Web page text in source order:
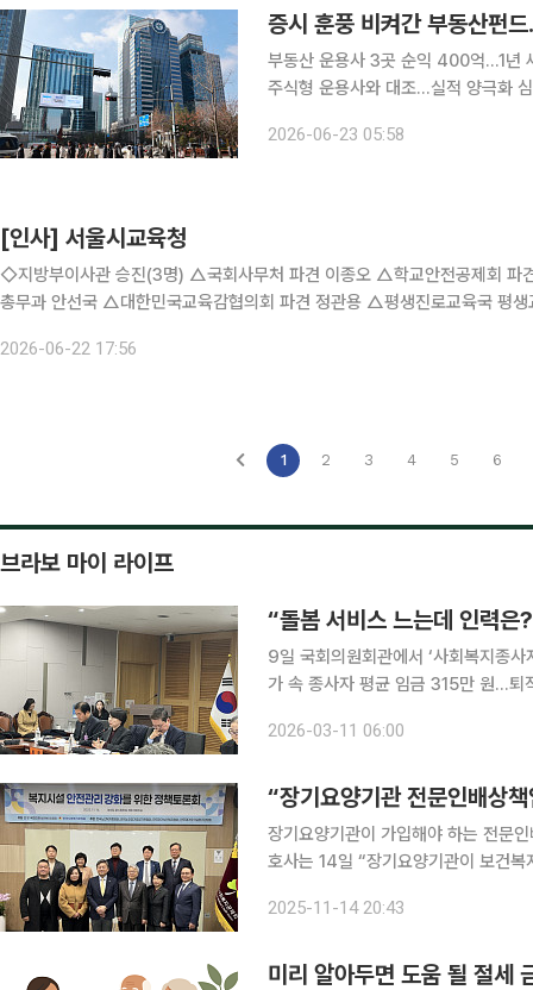
증시 훈풍 비켜간 부동산펀
부동산 운용사 3곳 순익 400억…1년
주식형 운용사와 대조…실적 양극화 심화 증시 활황에 자산운용사 1분기 실적이 역대 최대
2026-06-23 05:58
[인사] 서울시교육청
◇지방부이사관 승진(3명) △국회사무처 파견 이종오 △학교안전공제회 파견 고경춘 △강서도서관장 이종현 ◇지방서기관 승진(8명) △
총무과 안선국 △대한민국교육감협의회 파견 정관용 △평생진로교육국 평
2026-06-22 17:56
1 2 3 4 5 6
브라보 마이 라이프
“돌봄 서비스 느는데 인력은
9일 국회의원회관에서 ‘사회복지종
가 속 종사자 평균 임금 315만 원…퇴직연금 도입 필요성
남아 있다는 지적이 나온다. 고령 인
2026-03-11 06:00
“장기요양기관 전문인배상
장기요양기관이 가입해야 하는 전문인배
호사는 14일 “장기요양기관이 보건
2025-11-14 20:43
미리 알아두면 도움 될 절세